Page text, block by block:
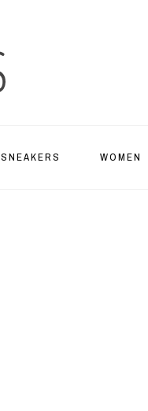
SNEAKERS WOMEN